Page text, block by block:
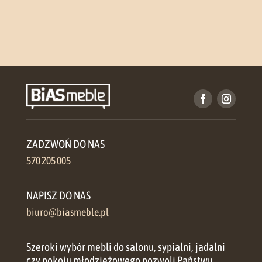
ZADZWOŃ DO NAS
570 205 005
NAPISZ DO NAS
biuro@biasmeble.pl
Szeroki wybór mebli do salonu, sypialni, jadalni